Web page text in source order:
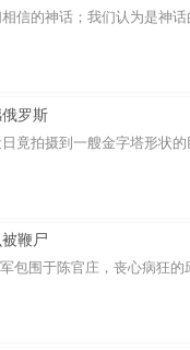
信的神话；我们认为是神
罗斯
竟拍摄到一艘金字塔形状
鞭尸
包围于陈官庄，丧心病狂